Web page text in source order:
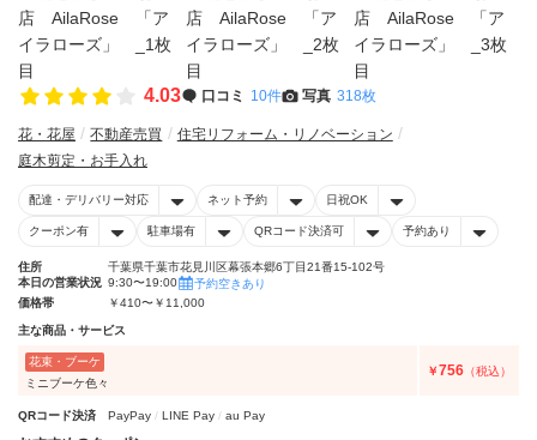
4.03 口コミ 10件 写真 318枚
花・花屋 不動産売買
住宅リフォーム・リノベーション
庭木剪定・お手入れ
配達・デリバリー対応 ネット予約 日祝OK
クーポン有 駐車場有 QRコード決済可 予約あり
住所
千葉県千葉市花見川区幕張本郷6丁目21番15-102号
本日の営業状況 9:30〜19:00
予約空きあり
価格帯
￥410〜￥11,000
主な商品・サービス
花束・ブーケ
ミニブーケ色々
￥756 （税込）
QRコード決済 PayPay LINE Pay au Pay